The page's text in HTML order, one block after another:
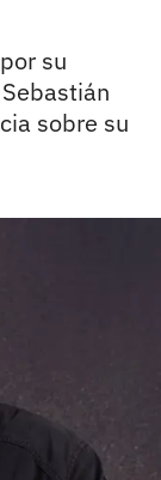
su
sobre su